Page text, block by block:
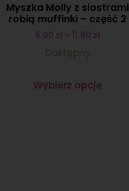
Myszka Molly z siostrami
robią muffinki – część 2
6.00 zł – 11.90 zł
Dostępny
Wybierz opcje